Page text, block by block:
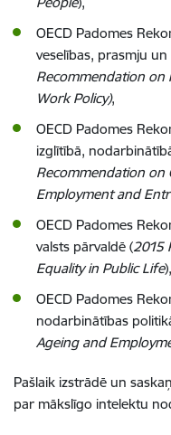
OECD Padomes
veselības, prasmju
Recommendation on
Work Policy),
OECD Padomes
izglītībā,
Recommendation on
Employment and
OECD Padomes
valsts pārvaldē (2015
Equality in Public Life),
OECD Padomes
nodarbinātības
Ageing and
Pašlaik izstrādē un
par mākslīgo intelektu